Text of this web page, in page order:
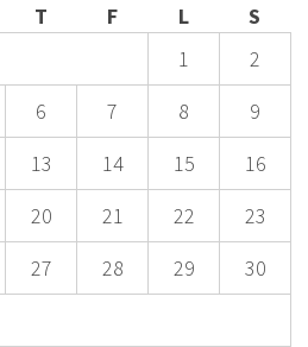
T F L
S
1
2
6 7 8
9
13 14 15
16
20 21 22
23
27 28 29
30